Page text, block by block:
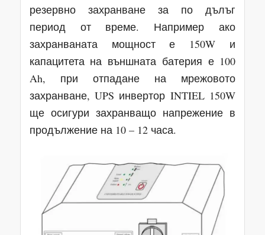
резервно захранване за по дълъг
период от време. Например ако
захранваната мощност е 150W и
капацитета на външната батерия е 100
Ah, при отпадане на мрежовото
захранване, UPS инвертор INTIEL 150W
ще осигури захранващо напрежение в
продължение на 10 – 12 часа.